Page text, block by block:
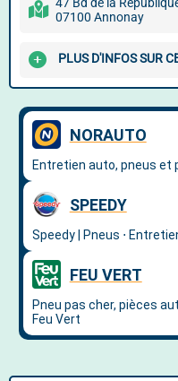
07100 Annonay
PLUS D'INFOS SUR